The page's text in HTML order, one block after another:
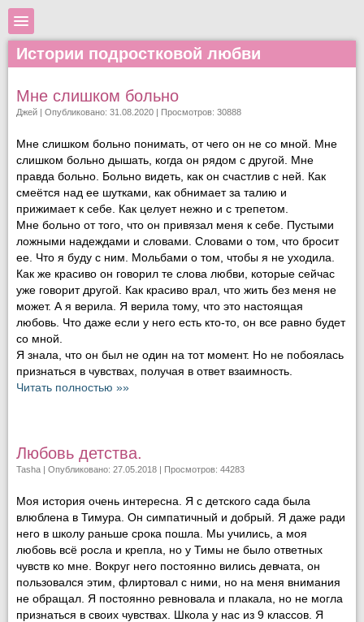
Истории подростковой любви
Мне слишком больно
Джей | Опубликовано: 31.08.2020 | Просмотров: 30888
Мне слишком больно понимать, от чего он не со мной. Мне
слишком больно дышать, когда он рядом с другой. Мне
правда больно. Больно видеть, как он счастлив с ней. Как
смеётся над ее шутками, как обнимает за талию и
прижимает к себе. Как целует нежно и с трепетом.
Мне больно от того, что он привязал меня к себе. Пустыми
ложными надеждами и словами. Словами о том, что бросит
ее. Что я буду с ним. Мольбами о том, чтобы я не уходила.
Как же красиво он говорил те слова любви, которые сейчас
уже говорит другой. Как красиво врал, что жить без меня не
может. А я верила. Я верила тому, что это настоящая
любовь. Что даже если у него есть кто-то, он все равно будет
со мной.
Я знала, что он был не один на тот момент. Но не побоялась
признаться в чувствах, получая в ответ взаимность.
Читать полностью »»
Любовь детства.
Tasha | Опубликовано: 27.05.2018 | Просмотров: 44283
Моя история очень интересна. Я с детского сада была
влюблена в Тимура. Он симпатичный и добрый. Я даже ради
него в школу раньше срока пошла. Мы учились, а моя
любовь всё росла и крепла, но у Тимы не было ответных
чувств ко мне. Вокруг него постоянно вились девчата, он
пользовался этим, флиртовал с ними, но на меня внимания
не обращал. Я постоянно ревновала и плакала, но не могла
признаться в своих чувствах. Школа у нас из 9 классов. Я